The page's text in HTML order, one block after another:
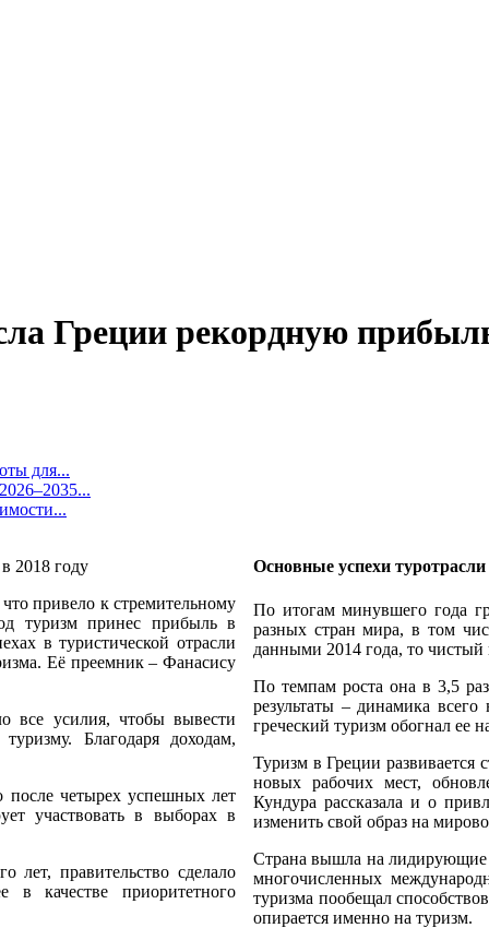
Греции рекордную
для...
привело к стремительному
туризм принес прибыль в
в туристической отрасли
Её преемник – Фанасису
все усилия, чтобы вывести
Благодаря доходам,
четырех успешных лет
участвовать в выборах в
лет, правительство сделало
качестве приоритетного
Основные успехи
По итогам минувшего года
разных стран мира, в том
данными 2014 года, то чистый
По темпам роста она в 3,5
результаты – динамика
греческий туризм обогнал ее
Туризм в Греции
новых рабочих мест,
Кундура рассказала и о
изменить свой образ на
Страна вышла на лидирующие
многочисленных
туризма пообещал
опирается именно на туризм.